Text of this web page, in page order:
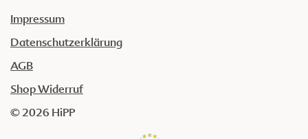
Impressum
Datenschutzerklärung
AGB
Shop Widerruf
© 2026 HiPP